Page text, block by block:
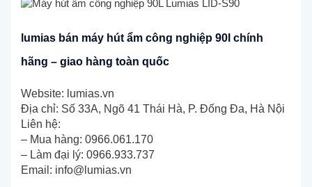
lumias bán máy hút ẩm công nghiệp 90l chính
hãng – giao hàng toàn quốc
Website: lumias.vn
Địa chỉ: Số 33A, Ngõ 41 Thái Hà, P. Đống Đa, Hà Nội
Liên hệ:
– Mua hàng: 0966.061.170
– Làm đại lý: 0966.933.737
Email: info@lumias.vn